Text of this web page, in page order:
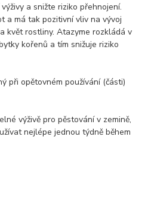
a snižte riziko přehnojení.
a má tak pozitivní vliv na vývoj
květ rostliny. Atazyme rozkládá v
kořenů a tím snižuje riziko
při opětovném používání (části)
výživě pro pěstování v zemině,
nejlépe jednou týdně během